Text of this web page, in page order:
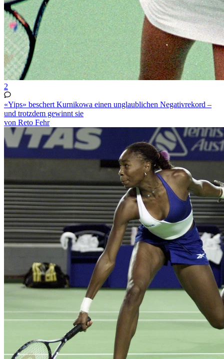
2
«Yips» beschert Kurnikowa einen unglaublichen Negativrekord –
und trotzdem gewinnt sie
von Reto Fehr